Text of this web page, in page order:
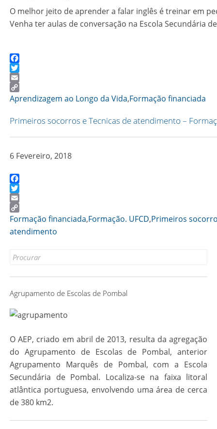
O melhor jeito de aprender a falar inglês é treinar em
Venha ter aulas de conversação na Escola Secundária
Facebook
Twitter
Email
Copy
Link
Aprendizagem ao Longo da Vida,Formação financiada
Primeiros socorros e Tecnicas de atendimento –
6 Fevereiro, 2018
Facebook
Twitter
Email
Copy
Link
Formação financiada,Formação. UFCD,Primeiros
atendimento
Search
Agrupamento de Escolas de Pombal
O AEP, criado em abril de 2013, resulta da agregação
do Agrupamento de Escolas de Pombal, anterior
Agrupamento Marquês de Pombal, com a Escola
Secundária de Pombal. Localiza-se na faixa litoral
atlântica portuguesa, envolvendo uma área de cerca
de 380 km2.